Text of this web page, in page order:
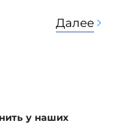
Далее
у наших